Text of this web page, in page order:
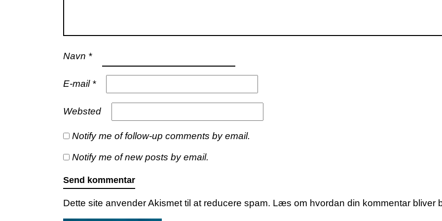
Navn *
E-mail *
Websted
Notify me of follow-up comments by email.
Notify me of new posts by email.
Dette site anvender Akismet til at reducere spam. Læs om hvordan din kommentar bliver